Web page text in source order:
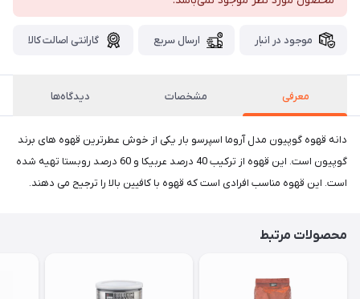
موجود در انبار ارسال سریع گارانتی اصالت کالا
معرفی مشخصات دیدگاه‌ها
دانه قهوه گوپیون مدل آروما اسپرسو بار یکی از خوش عطرترین قهوه های برند
گوپیون است. این قهوه از ترکیب 40 درصد عربیکا و 60 درصد روبستا تهیه شده
است. این قهوه مناسب افرادی است که قهوه با کافیین بالا را ترجیح می دهند.
محصولات مرتبط